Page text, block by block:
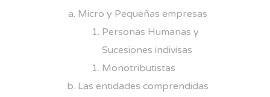
Micro y Pequeñas empresas
Personas Humanas y
Sucesiones indivisas
Monotributistas
Las entidades comprendidas